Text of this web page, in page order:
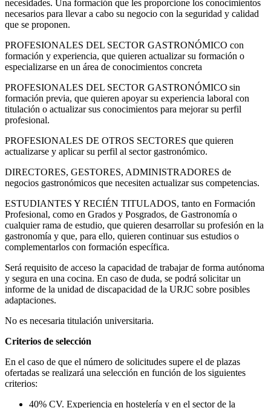
necesidades. Una formación que les proporcione los conocimientos
necesarios para llevar a cabo su negocio con la seguridad y calidad
que se proponen.
PROFESIONALES DEL SECTOR GASTRONÓMICO con
formación y experiencia, que quieren actualizar su formación o
especializarse en un área de conocimientos concreta
PROFESIONALES DEL SECTOR GASTRONÓMICO sin
formación previa, que quieren apoyar su experiencia laboral con
titulación o actualizar sus conocimientos para mejorar su perfil
profesional.
PROFESIONALES DE OTROS SECTORES que quieren
actualizarse y aplicar su perfil al sector gastronómico.
DIRECTORES, GESTORES, ADMINISTRADORES de
negocios gastronómicos que necesiten actualizar sus competencias.
ESTUDIANTES Y RECIÉN TITULADOS, tanto en Formación
Profesional, como en Grados y Posgrados, de Gastronomía o
cualquier rama de estudio, que quieren desarrollar su profesión en la
gastronomía y que, para ello, quieren continuar sus estudios o
complementarlos con formación específica.
Será requisito de acceso la capacidad de trabajar de forma autónoma
y segura en una cocina. En caso de duda, se podrá solicitar un
informe de la unidad de discapacidad de la URJC sobre posibles
adaptaciones.
No es necesaria titulación universitaria.
Criterios de selección
En el caso de que el número de solicitudes supere el de plazas
ofertadas se realizará una selección en función de los siguientes
criterios:
40% CV. Experiencia en hostelería y en el sector de la